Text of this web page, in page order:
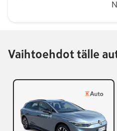
Vaihtoehdot tälle